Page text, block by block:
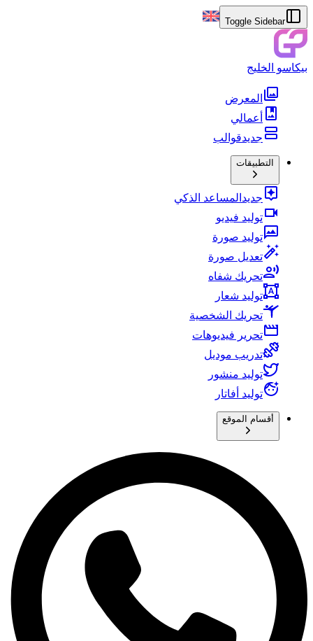
Toggle Sidebar
بيكاسو الخليج
المعرض
أعمالي
جديدقوالب
التطبيقات
جديد المساعد الذكي
توليد فيديو
توليد صورة
تعديل صورة
تحريك شفاه
توليد شعار
تحريك الشخصية
تحرير فيديوهات
تدريب موديل
توليد منشور
توليد أفاتار
أقسام الموقع